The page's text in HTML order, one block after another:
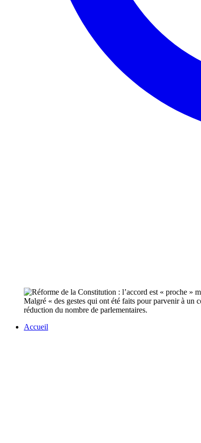
Malgré « des gestes qui ont été faits pour parvenir à un
réduction du nombre de parlementaires.
Accueil